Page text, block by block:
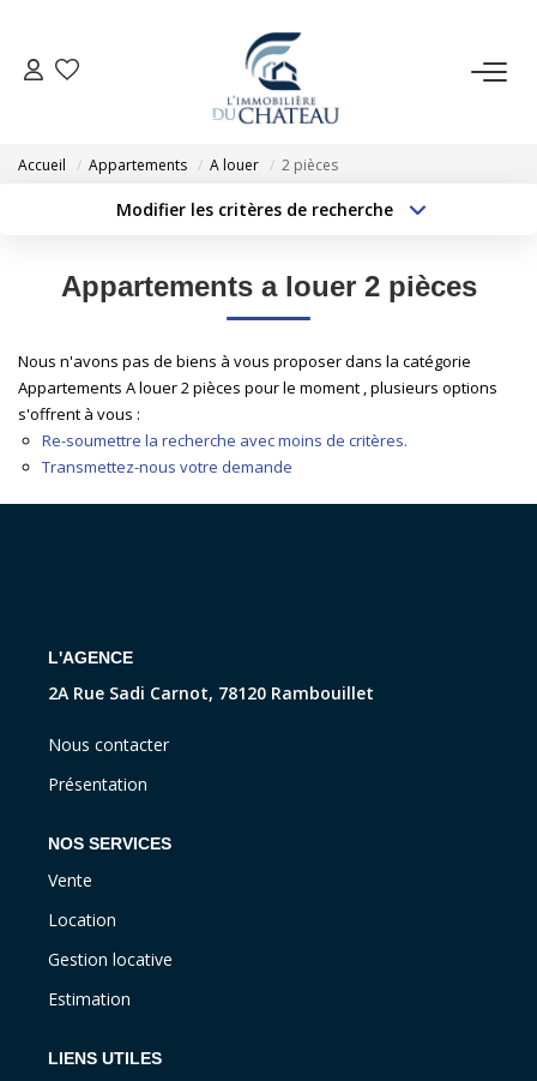
VENTE
EXTRANET
Accueil Appartements A louer 2 pièces
Modifier les critères de recherche
Sélectionnez...
Type de bien
Budget max Plus de critères
Créer une alerte
Appartements a louer 2 pièces
Nous n'avons pas de biens à vous proposer dans la catégorie
Appartements A louer 2 pièces pour le moment , plusieurs options
s'offrent à vous :
Re-soumettre la recherche avec moins de critères.
Transmettez-nous votre demande
L'AGENCE
2A Rue Sadi Carnot, 78120 Rambouillet
Nous contacter
Présentation
NOS SERVICES
Vente
Location
Gestion locative
Estimation
LIENS UTILES